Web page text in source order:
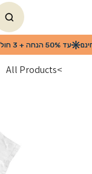
>
All Products